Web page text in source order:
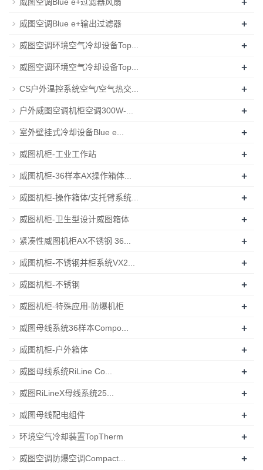
威图空调Blue e+输出过滤器 +
威图空调环境空气冷却设备Top... +
威图空调环境空气冷却设备Top... +
CS户外温控系统空气/空气热交... +
户外威图空调机柜空调300W-... +
室外壁挂式冷却设备Blue e... +
威图机柜-工业工作站 +
威图机柜-36样本AX操作箱体... +
威图机柜-操作箱体/支托臂系统... +
威图机柜-卫生型设计威图箱体 +
紧凑性威图机柜AX不锈钢 36... +
威图机柜-不锈钢并柜系统VX2... +
威图机柜-不锈钢 +
威图机柜-特殊应用-防爆机柜 +
威图母线系统36样本Compo... +
威图机柜-户外箱体 +
威图母线系统RiLine Co... +
威图RiLineX母线系统25... +
威图母线配电组件 +
环境空气冷却装置TopTherm +
威图空调防爆空调Compact... +